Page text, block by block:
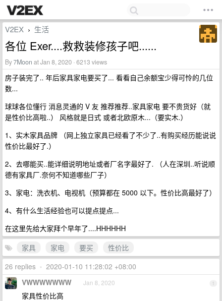
V2EX › 生活
各位 Exer....救救装修孩子吧......
By7Moon at Jan 8, 2020 · 6213 views
房子装完了.. 年后家具家电要买了... 看看自己余额宝少得可怜的几位
数...
球球各位懂行 消息灵通的 V 友 推荐推荐..家具家电 要不贵货好（就
是性价比高啦..） 风格就是日式 或者北欧原木...（要实木.）
1、实木家具品牌 （网上独立家具已经看了不少了..有购买经历能说说
性价比最好了.）
2、去哪能买..能详细说明地址或者厂名字最好了. （人在深圳..听说顺
德有家具厂.奈何不知道哪些厂子）
3、家电：洗衣机、电视机（预算都在 5000 以下。性价比高最好了）
4、有什么生活经验也可以提点提点...
在这里先给大家拜个早年了....HHHHHH
家具
家电 要买
性价比
26 replies • 2020-01-10 11:28:02 +08:00
1
VWWWWWWW Jan 8, 2020
家具性价比高